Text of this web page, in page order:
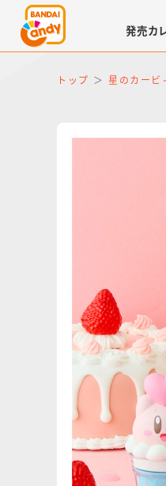
発売カ
トップ 星のカービ